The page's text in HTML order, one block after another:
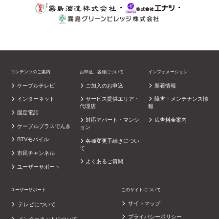
・ ・
コンテンツのご案内
ケーブルテレビ
インターネット
固定電話
ケーブルプラスでんき
BTVモバイル
市民チャンネル
ユーザーサポート
お申込、各種について
ご加入のお申込
サービス提供エリア・
代理店
対応アパート・マンシ
ョン
各種変更手続きについ
て
よくあるご質問
インフォメーション
新着情報
障害・メンテナンス情
報
広告料金案内
ユーザーサポート
テレビについて
このサイトについて
サイトマップ
プライバシーポリシー